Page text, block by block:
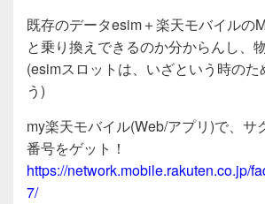
既存のデータesim＋楽天モバイルの
と乗り換えできるのか分からんし、
(esimスロットは、いざという時のた
う)
my楽天モバイル(Web/アプリ)で、サ
番号をゲット！
https://network.mobile.rakuten.co.jp/
7/